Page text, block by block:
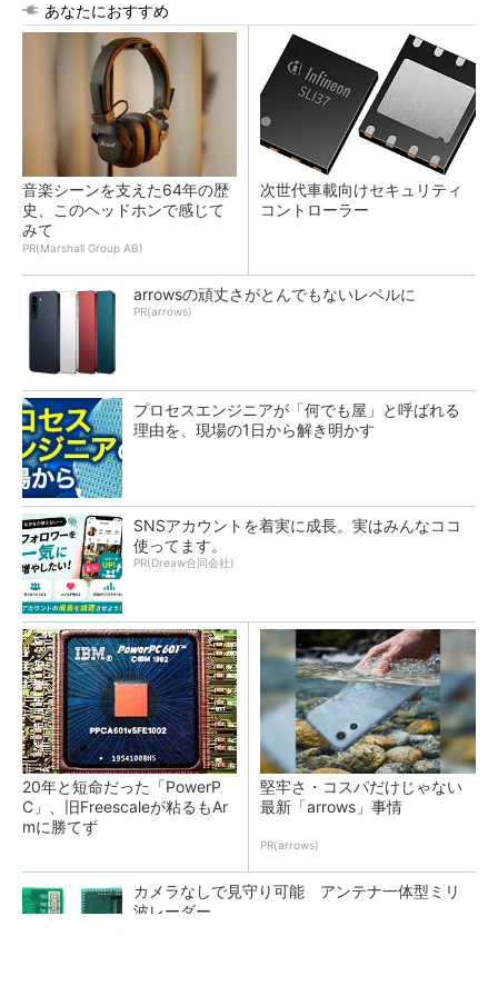
あなたにおすすめ
音楽シーンを支えた64年の歴
史、このヘッドホンで感じて
みて
PR(Marshall Group AB)
次世代車載向けセキュリティ
コントローラー
arrowsの頑丈さがとんでもないレベルに
PR(arrows)
プロセスエンジニアが「何でも屋」と呼ばれる
理由を、現場の1日から解き明かす
SNSアカウントを着実に成長。実はみんなココ
使ってます。
PR(Dreaw合同会社)
20年と短命だった「PowerP
C」、旧Freescaleが粘るもAr
mに勝てず
堅牢さ・コスパだけじゃない
最新「arrows」事情
PR(arrows)
カメラなしで見守り可能 アンテナ一体型ミリ
波レーダー